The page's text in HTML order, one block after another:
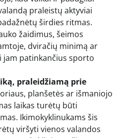
praleistų aktyviai
širdies ritmas.
žaidimus, šeimos
dviračių minimą ar
jam patinkančius sporto
praleidžiamą prie
planšetės ar išmaniojo
laikas turėtų būti
Ikimokyklinukams šis
viršyti vienos valandos